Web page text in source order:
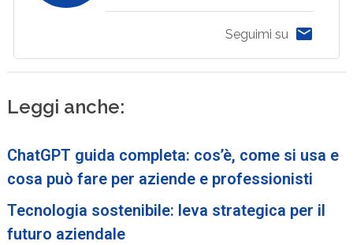
Seguimi su
Leggi anche:
ChatGPT guida completa: cos’è, come si usa e
cosa può fare per aziende e professionisti
Tecnologia sostenibile: leva strategica per il
futuro aziendale